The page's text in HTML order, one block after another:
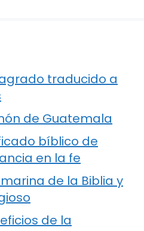
traducido a
de Guatemala
bíblico de
en la fe
de la Biblia y
de la